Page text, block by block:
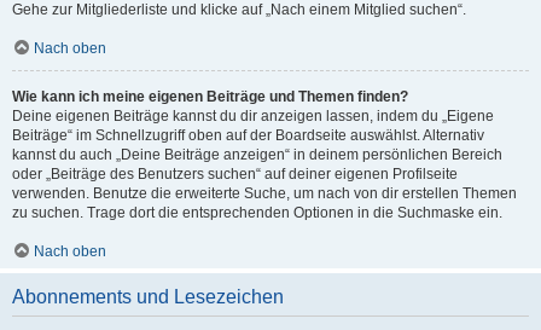
Gehe zur Mitgliederliste und klicke auf „Nach einem Mitglied suchen“.
Nach oben
Wie kann ich meine eigenen Beiträge und Themen finden?
Deine eigenen Beiträge kannst du dir anzeigen lassen, indem du „Eigene
Beiträge“ im Schnellzugriff oben auf der Boardseite auswählst. Alternativ
kannst du auch „Deine Beiträge anzeigen“ in deinem persönlichen Bereich
oder „Beiträge des Benutzers suchen“ auf deiner eigenen Profilseite
verwenden. Benutze die erweiterte Suche, um nach von dir erstellen Themen
zu suchen. Trage dort die entsprechenden Optionen in die Suchmaske ein.
Nach oben
Abonnements und Lesezeichen